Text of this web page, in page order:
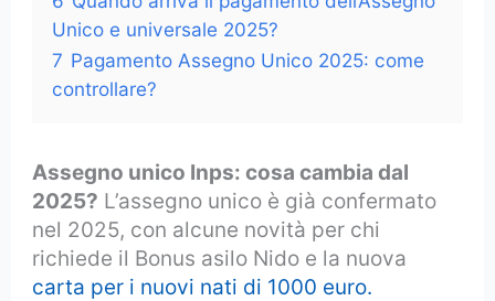
Unico e universale 2025?
7 Pagamento Assegno Unico 2025: come
controllare?
Assegno unico Inps: cosa cambia dal
2025? L’assegno unico è già confermato
nel 2025, con alcune novità per chi
richiede il Bonus asilo Nido e la nuova
carta per i nuovi nati di 1000 euro.